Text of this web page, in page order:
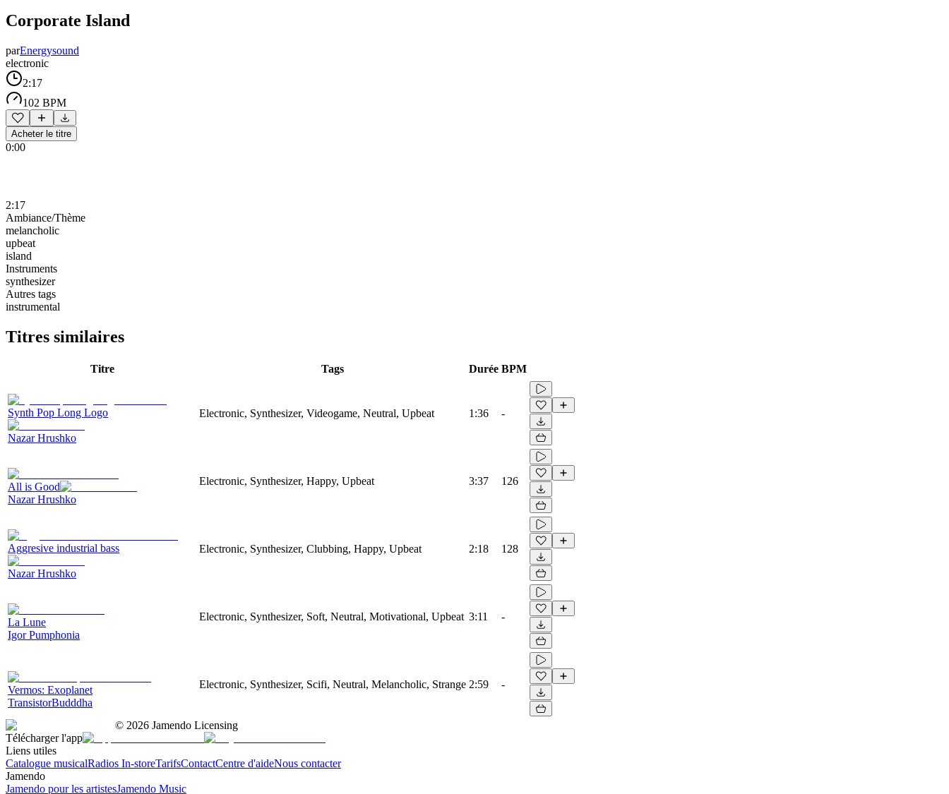
Corporate Island
parEnergysound
electronic
2:17
102 BPM
Acheter le titre
0:00
2:17
Ambiance/Thème
melancholic
upbeat
island
Instruments
synthesizer
Autres tags
instrumental
Titres similaires
Titre Tags Durée BPM
Synth Pop Long Logo
Nazar Hrushko
Electronic, Synthesizer, Videogame, Neutral, Upbeat 1:36 -
All is Good
Nazar Hrushko
Electronic, Synthesizer, Happy, Upbeat 3:37 126
Aggresive industrial bass
Nazar Hrushko
Electronic, Synthesizer, Clubbing, Happy, Upbeat 2:18 128
La Lune
Igor Pumphonia
Electronic, Synthesizer, Soft, Neutral, Motivational, Upbeat 3:11 -
Vermos: Exoplanet
TransistorBudddha
Electronic, Synthesizer, Scifi, Neutral, Melancholic, Strange 2:59 -
© 2026 Jamendo Licensing
Télécharger l'app
Liens utiles
Catalogue musicalRadios In-storeTarifsContactCentre d'aideNous contacter
Jamendo
Jamendo pour les artistesJamendo Music